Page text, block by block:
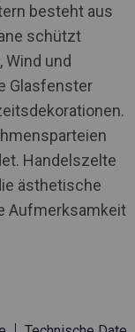
besteht aus
schützt
und
Glasfenster
Handelszelte
ästhetische
Aufmerksamkeit